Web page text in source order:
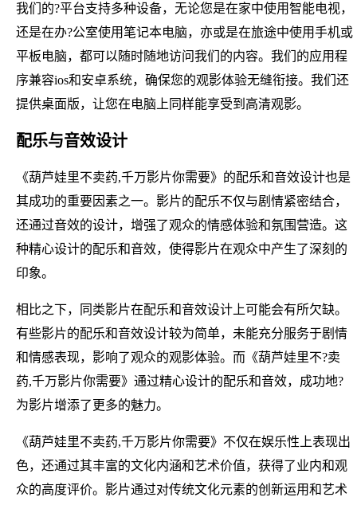
我们的?平台支持多种设备，无论您是在家中使用智能电视，
还是在办?公室使用笔记本电脑，亦或是在旅途中使用手机或
平板电脑，都可以随时随地访问我们的内容。我们的应用程
序兼容ios和安卓系统，确保您的观影体验无缝衔接。我们还
提供桌面版，让您在电脑上同样能享受到高清观影。
配乐与音效设计
《葫芦娃里不卖药,千万影片你需要》的配乐和音效设计也是
其成功的重要因素之一。影片的配乐不仅与剧情紧密结合，
还通过音效的设计，增强了观众的情感体验和氛围营造。这
种精心设计的配乐和音效，使得影片在观众中产生了深刻的
印象。
相比之下，同类影片在配乐和音效设计上可能会有所欠缺。
有些影片的配乐和音效设计较为简单，未能充分服务于剧情
和情感表现，影响了观众的观影体验。而《葫芦娃里不?卖
药,千万影片你需要》通过精心设计的配乐和音效，成功地?
为影片增添了更多的魅力。
《葫芦娃里不卖药,千万影片你需要》不仅在娱乐性上表现出
色，还通过其丰富的文化内涵和艺术价值，获得了业内和观
众的高度评价。影片通过对传统文化元素的创新运用和艺术